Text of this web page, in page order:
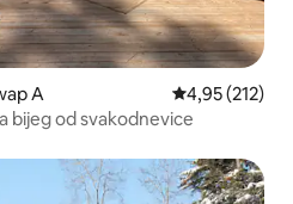
A Prosječna
4,95 (212)
bijeg od svakodnevice